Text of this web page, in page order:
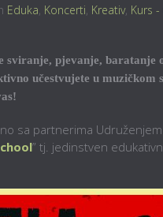
Eduka, Koncerti, Kreativ, Kurs -
sviranje, pjevanje,
učestvujete u
sa partnerima Udruženjem
” tj. jedinstven